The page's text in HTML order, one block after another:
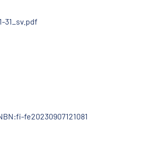
31_sv.pdf
fe20230907121081